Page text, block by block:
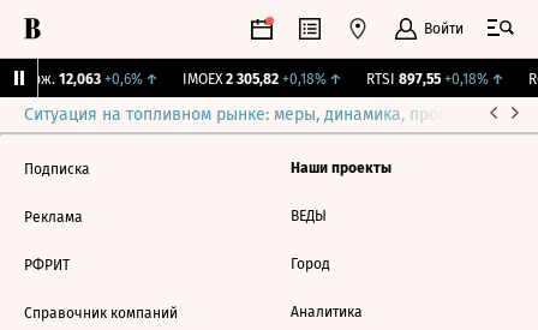
Войти
Бирж. 12,063 +0,6%↑ IMOEX 2 305,82 +0,18%↑ RTSI 897,55 +0,18%↑
Ситуация на топливном рынке: меры, динамика, прогнозы
Подписка
Реклама
РФРИТ
Справочник компаний
Наши проекты
ВЕДЫ
Город
Аналитика